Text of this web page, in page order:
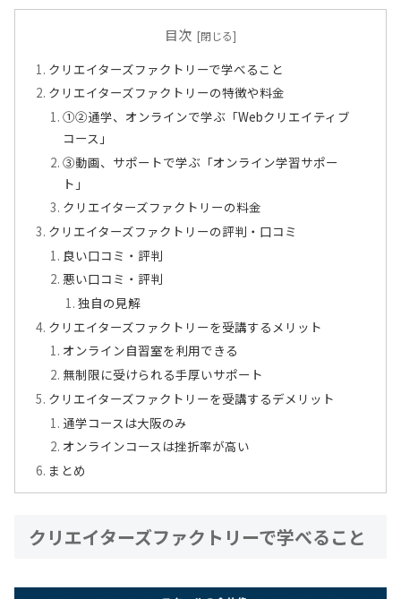
目次
クリエイターズファクトリーで学べること
クリエイターズファクトリーの特徴や料金
①②通学、オンラインで学ぶ「Webクリエイティブ
コース」
③動画、サポートで学ぶ「オンライン学習サポー
ト」
クリエイターズファクトリーの料金
クリエイターズファクトリーの評判・口コミ
良い口コミ・評判
悪い口コミ・評判
独自の見解
クリエイターズファクトリーを受講するメリット
オンライン自習室を利用できる
無制限に受けられる手厚いサポート
クリエイターズファクトリーを受講するデメリット
通学コースは大阪のみ
オンラインコースは挫折率が高い
まとめ
クリエイターズファクトリーで学べること